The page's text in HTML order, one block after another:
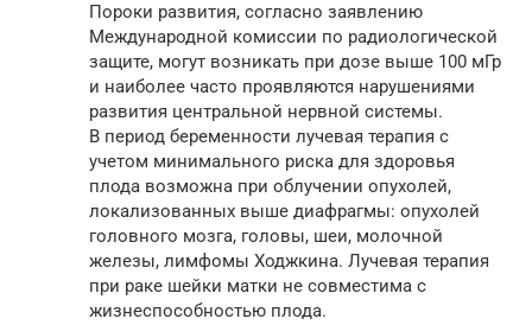
Пороки развития, согласно заявлению
Международной комиссии по радиологической
защите, могут возникать при дозе выше 100 мГр
и наиболее часто проявляются нарушениями
развития центральной нервной системы.
В период беременности лучевая терапия с
учетом минимального риска для здоровья
плода возможна при облучении опухолей,
локализованных выше диафрагмы: опухолей
головного мозга, головы, шеи, молочной
железы, лимфомы Ходжкина. Лучевая терапия
при раке шейки матки не совместима с
жизнеспособностью плода.